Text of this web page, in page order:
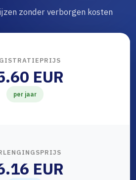
zonder verborgen kosten
EUR
per jaar
EUR